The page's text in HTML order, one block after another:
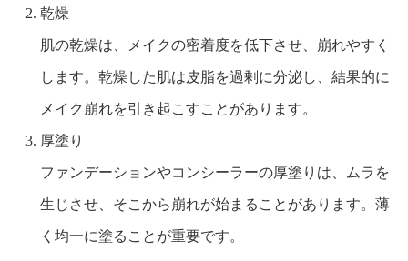
乾燥
肌の乾燥は、メイクの密着度を低下させ、崩れやすく
します。乾燥した肌は皮脂を過剰に分泌し、結果的に
メイク崩れを引き起こすことがあります。
厚塗り
ファンデーションやコンシーラーの厚塗りは、ムラを
生じさせ、そこから崩れが始まることがあります。薄
く均一に塗ることが重要です。